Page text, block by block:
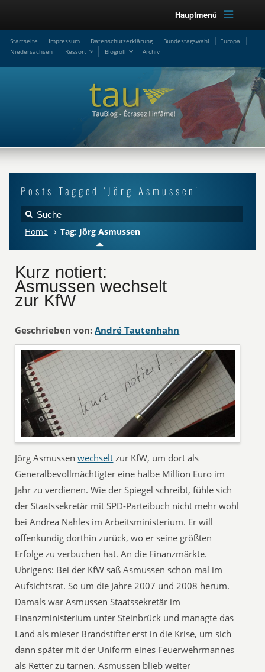
Hauptmenü
Startseite Impressum Datenschutzerklärung Bundestagswahl
Europa
Niedersachsen
Ressort Blogroll Archiv
Posts Tagged 'Jörg Asmussen'
Home Tag: Jörg Asmussen
Kurz notiert:
Asmussen wechselt
zur KfW
Geschrieben von: André Tautenhahn
Jörg Asmussenwechselt zur KfW, um dort als
Generalbevollmächtigter eine halbe Million Euro im
Jahr zu verdienen. Wie der Spiegel schreibt, fühle sich
der Staatssekretär mit SPD-Parteibuch nicht mehr wohl
bei Andrea Nahles im Arbeitsministerium. Er will
offenkundig dorthin zurück, wo er seine größten
Erfolge zu verbuchen hat. An die Finanzmärkte.
Übrigens: Bei der KfW saß Asmussen schon mal im
Aufsichtsrat. So um die Jahre 2007 und 2008 herum.
Damals war Asmussen Staatssekretär im
Finanzministerium unter Steinbrück und managte das
Land als mieser Brandstifter erst in die Krise, um sich
dann später mit der Uniform eines Feuerwehrmannes
als Retter zu tarnen. Asmussen blieb weiter